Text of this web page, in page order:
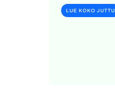
LUE KOKO JUTTU